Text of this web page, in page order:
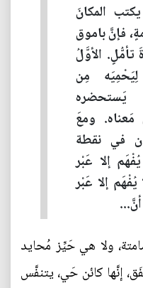
المكانَ
فإنَّ باموق
تأمُّلٍ. الأوَّلُ
مِن
يَستحضره
ومعَ
في نقطة
إلا عَبْر
يُفْهَم إلا عَبْر
ولا هي حَيِّز مُحايد
إنَّها كائن حَي، يتنفَّس